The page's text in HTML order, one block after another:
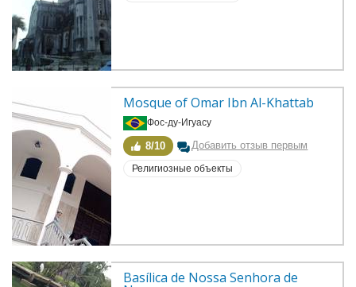
Mosque of Omar Ibn Al-Khattab
Фос-ду-Игуасу
8/10 Добавить отзыв первым
Религиозные объекты
Basílica de Nossa Senhora de